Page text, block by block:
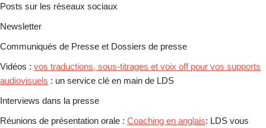
Posts sur les réseaux sociaux
Newsletter
Communiqués de Presse et Dossiers de presse
Vidéos : vos traductions, sous-titrages et voix off pour vos supports
audiovisuels : un service clé en main de LDS
Interviews dans la presse
Réunions de présentation orale : Coaching en anglais: LDS vous